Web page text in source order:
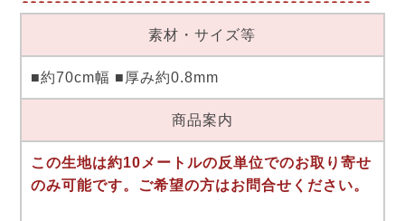
素材・サイズ等
■約70cm幅 ■厚み約0.8mm
商品案内
この生地は約10メートルの反単位でのお取り寄せ
のみ可能です。ご希望の方はお問合せください。